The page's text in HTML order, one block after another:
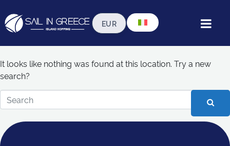
Whoops, no result
found!
It looks like nothing was found at this location. Try a new
search?